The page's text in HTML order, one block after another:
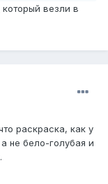
везли в
раскраска, как у
не бело-голубая и